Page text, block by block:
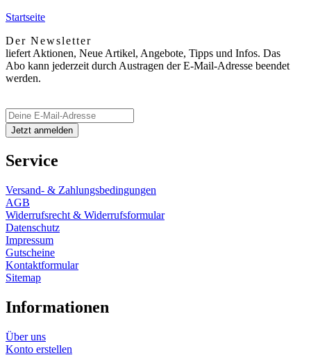
Startseite
Der Newsletter
liefert Aktionen, Neue Artikel, Angebote, Tipps und Infos. Das
Abo kann jederzeit durch Austragen der E-Mail-Adresse beendet
werden.
Service
Versand- & Zahlungsbedingungen
AGB
Widerrufsrecht & Widerrufsformular
Datenschutz
Impressum
Gutscheine
Kontaktformular
Sitemap
Informationen
Über uns
Konto erstellen